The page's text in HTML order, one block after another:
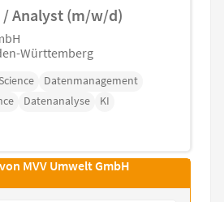
Analyst (m/w/d)
Württemberg
Datenmanagement
Datenanalyse
KI
MVV Umwelt GmbH